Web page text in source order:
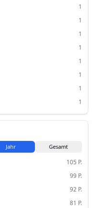
1
1
1
1
1
1
1
1
Jahr Gesamt
105 P.
99 P.
92 P.
81 P.